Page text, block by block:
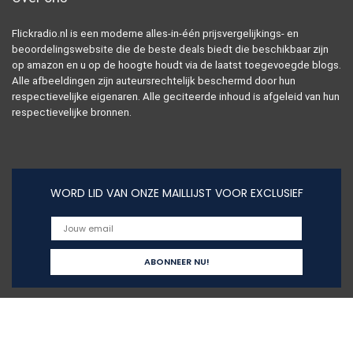
Flickradio.nl is een moderne alles-in-één prijsvergelijkings- en
beoordelingswebsite die de beste deals biedt die beschikbaar zijn
op amazon en u op de hoogte houdt via de laatst toegevoegde blogs.
Alle afbeeldingen zijn auteursrechtelijk beschermd door hun
respectievelijke eigenaren. Alle geciteerde inhoud is afgeleid van hun
respectievelijke bronnen.
WORD LID VAN ONZE MAILLIJST VOOR EXCLUSIEF